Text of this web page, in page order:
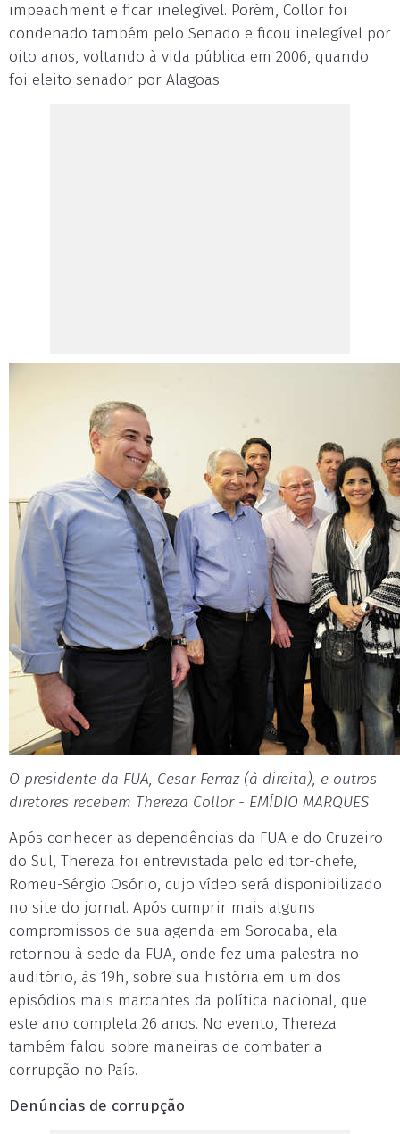
impeachment e ficar inelegível. Porém, Collor foi
condenado também pelo Senado e ficou inelegível por
oito anos, voltando à vida pública em 2006, quando
foi eleito senador por Alagoas.
O presidente da FUA, Cesar Ferraz (à direita), e outros
diretores recebem Thereza Collor - EMÍDIO MARQUES
Após conhecer as dependências da FUA e do Cruzeiro
do Sul, Thereza foi entrevistada pelo editor-chefe,
Romeu-Sérgio Osório, cujo vídeo será disponibilizado
no site do jornal. Após cumprir mais alguns
compromissos de sua agenda em Sorocaba, ela
retornou à sede da FUA, onde fez uma palestra no
auditório, às 19h, sobre sua história em um dos
episódios mais marcantes da política nacional, que
este ano completa 26 anos. No evento, Thereza
também falou sobre maneiras de combater a
corrupção no País.
Denúncias de corrupção